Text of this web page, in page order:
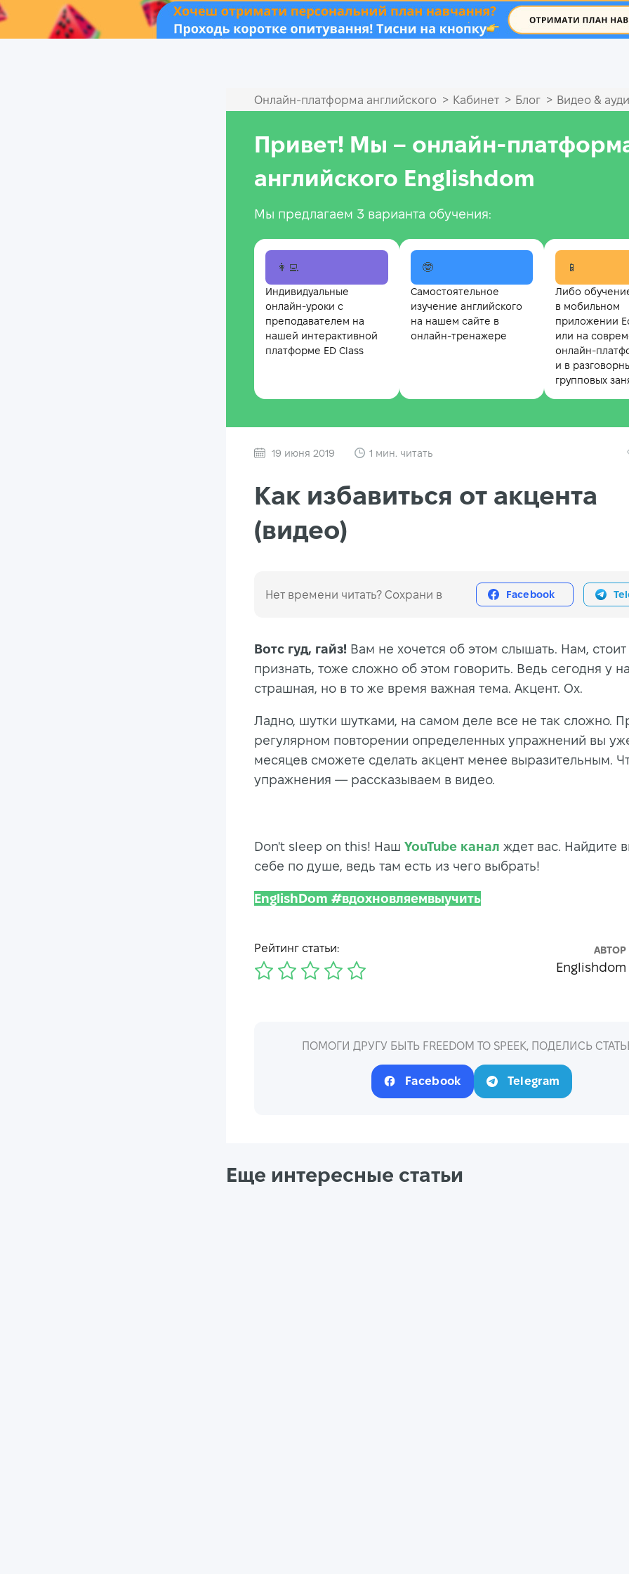
.
Онлайн‑платформа английского > Кабинет > Блог > Видео &
Привет! Мы –
английского Englishdom
Мы предлагаем 3 варианта обучения:
👩‍💻
Индивидуальные
онлайн-уроки с
преподавателем на
нашей интерактивной
платформе ED Class
🤓
Самостоятельное
изучение английского
на нашем сайте в
онлайн-тренажере
📱
Либо
в мобильном
приложении
или на
онлайн-
и в
групповых
19 июня 2019 1 мин. читать
Как избавиться от акцента
(видео)
Нет времени читать? Сохрани в Facebook
Вотс гуд, гайз! Вам не хочется об этом слышать. Нам, стоит
признать, тоже сложно об этом говорить. Ведь сегодня у
страшная, но в то же время важная тема. Акцент. Ох.
Ладно, шутки шутками, на самом деле все не так сложно.
регулярном повторении определенных упражнений вы
месяцев сможете сделать акцент менее выразительным.
упражнения — рассказываем в видео.
Don't sleep on this! Наш YouTube канал ждет вас. Найдите
себе по душе, ведь там есть из чего выбрать!
EnglishDom #вдохновляемвыучить
АВТОР
Englishdom
Рейтинг статьи:
ПОМОГИ ДРУГУ БЫТЬ FREEDOM TO SPEEK, ПОДЕЛИСЬ
Facebook Telegram
Еще интересные статьи